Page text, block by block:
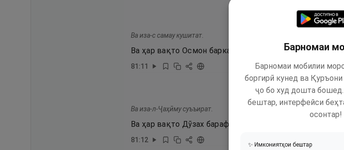
Ва иза-с самау кушитат.
Ва ҳар вақто Осмон барканда шавад.
81:11
Ва иза-л-Ҷаҳӣму суъъират.
Ва ҳар вақто Дӯзах барафрӯхта (тасфонида) шавад.
81:12
Барномаи
Барномаи мобилии
боргирӣ кунед ва
ҷо бо худ дошта
бештар, интерфейси
осонтар!
✨ Имкониятҳои бештар